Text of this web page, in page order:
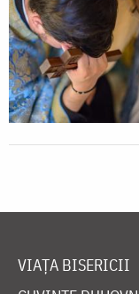
VIAȚA BISERICII